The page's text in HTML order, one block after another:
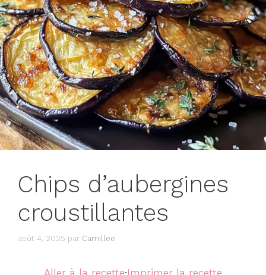
Chips d’aubergines
croustillantes
août 4, 2025 par Camillee
Aller à la recette·Imprimer la recette